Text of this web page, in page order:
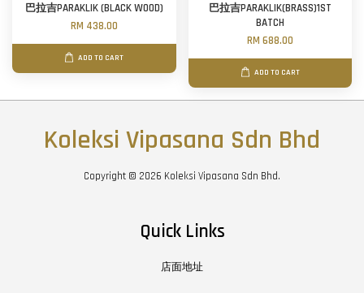
巴拉吉PARAKLIK (BLACK WOOD)
RM 438.00
ADD TO CART
巴拉吉PARAKLIK(BRASS)1ST
BATCH
RM 688.00
ADD TO CART
Koleksi Vipasana Sdn Bhd
Copyright © 2026 Koleksi Vipasana Sdn Bhd.
Quick Links
店面地址